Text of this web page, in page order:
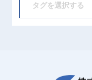
タグを選択する